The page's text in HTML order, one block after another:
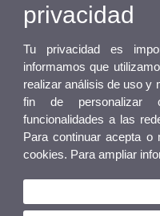
privacidad
Tu privacidad es
informamos que
realizar análisis de uso y
fin de personalizar
funcionalidades a las
Para continuar acepta o
cookies. Para ampliar